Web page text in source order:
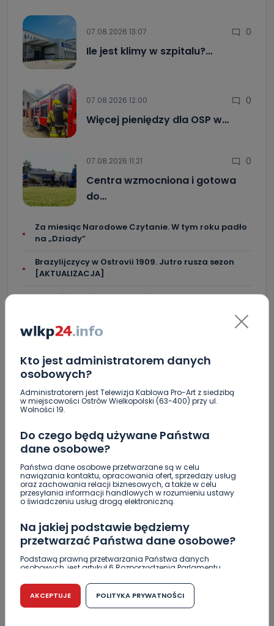
Kto jest administratorem danych
osobowych?
Administratorem jest Telewizja Kablowa Pro-Art z siedzibą
w miejscowości Ostrów Wielkopolski (63-400) przy ul.
Wolności 19.
Do czego będą używane Państwa
dane osobowe?
Państwa dane osobowe przetwarzane są w celu
nawiązania kontaktu, opracowania ofert, sprzedaży usług
oraz zachowania relacji biznesowych, a także w celu
przesyłania informacji handlowych w rozumieniu ustawy
o świadczeniu usług drogą elektroniczną.
Na jakiej podstawie będziemy
przetwarzać Państwa dane osobowe?
Podstawą prawną przetwarzania Państwa danych
osobowych, jest artykuł 6 Rozporządzenia Parlamentu
r. w sprawie ochrony osób fizycznych w związku z
przetwarzaniem danych osobowych w sprawie
swobodnego przepływu takich danych oraz uchylenia
dyrektywy 95/46/WE (RODO).
AKCEPTUJE POLITYKA PRYWATNOŚCI
07.08.2026 13:07 0
Ile jest klimy w szpitalu?…
07.08.2026 12:00 0
Więcej pieniędzy dla OSP w…
07.08.2026 11:21 0
Centra wzmocniona i gotowa
do…
Za miesiąc Narodowe Czytanie. W tym roku padło
na „Dziady”
Brazylijczycy w Ostrovii 1909. Jutro rusza sezon
[AKTUALIZACJA]
Crossfit kolejny raz opanuje Krotoszyn.
"Niezwykli ludzie, niezwykłe podróże, niezwykłe
historie!”. Odyseja Antonińska - dzień pierwszy
[FOTO]
Jak prawidłowo kosić trawę w czasie letnich
upałów?
Zderzenie kilku aut na DK25. Duże korki
Zaginiona nastolatka [AKTUALIZACJA]
Miał blisko 3 promile, odmówił składania
wyjaśnień. Nieoficjalnie: to kaliski urzędnik
Drugie podejście. Podpisano umowę na
dokończenie rewitalizacji parku
Z Krotoszyna do Wrocławia. Krótka ucieczka przed
policją